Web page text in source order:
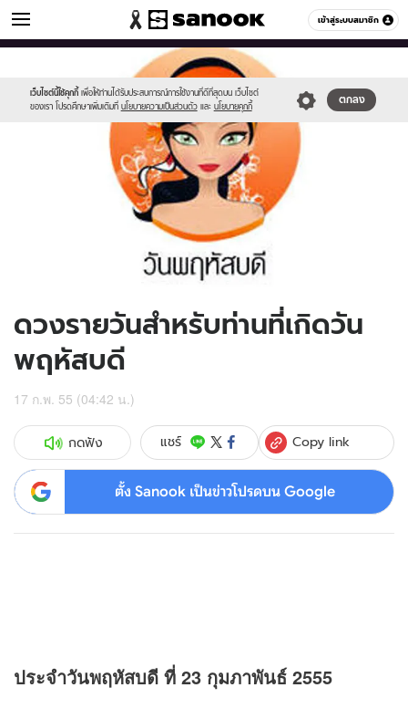
เข้าสู่ระบบสมาชิก
ดูดวง หมวดอื่นๆ
เว็บไซต์นี้ใช้คุกกี้ เพื่อให้ท่านได้รับประสบการณ์การใช้งานที่ดีที่สุดบน เว็บไซต์
ของเรา โปรดศึกษาเพิ่มเติมที่ นโยบายความเป็นส่วนตัว และ นโยบายคุกกี้
ตกลง
//s.isanook.com/sr/0/images/logo-
sanook.png
//s.isanook.com/ho/0/ud/5/25453/170-
ดวงรายวันสำหรับท่านที่เกิดวัน
พฤหัสบดี
17 ก.พ. 55 (04:42 น.)
กดฟัง แชร์ Copy link
ตั้ง Sanook เป็นข่าวโปรดบน Google
ประจำวันพฤหัสบดี ที่ 23 กุมภาพันธ์ 2555